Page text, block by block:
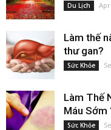
Du Lịch
Làm thế
thư gan?
Sức Khỏe
Làm Thế
Máu Sớm
Sức Khỏe